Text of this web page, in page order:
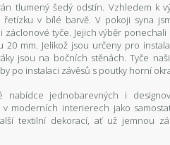
tlumený šedý odstín. Vzhledem k
řetízku v bílé barvě. V pokoji syna
tyče. Jejich výběr
20 mm. Jelikož jsou určeny pro
jsou na bočních stěnách. Tyče
po instalaci závěsů s poutky horní
nabídce jednobarevných i
moderních interierech jako
textilní dekorací, ať už jemnou